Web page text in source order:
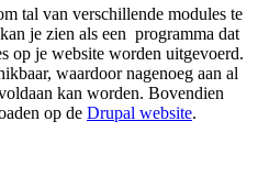
tal van verschillende modules te
je zien als een programma dat
op je website worden uitgevoerd.
waardoor nagenoeg aan al
kan worden. Bovendien
op de Drupal website.